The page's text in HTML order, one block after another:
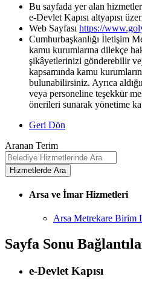
Bu sayfada yer alan
e-Devlet Kapısı altyapısı
Web Sayfası https://
Cumhurbaşkanlığı İletişim
kamu kurumlarına dilekçe
şikâyetlerinizi gönderebilir
kapsamında kamu
bulunabilirsiniz. Ayrıca
veya personeline teşekkür
önerileri sunarak yönetime
Geri Dön
Aranan Terim
Arsa ve İmar Hizmetleri
Arsa Metrekare Birim
Sayfa Sonu
e-Devlet Kapısı